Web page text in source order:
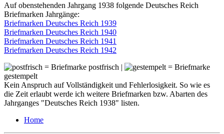
Auf obenstehenden Jahrgang 1938 folgende Deutsches Reich
Briefmarken Jahrgänge:
Briefmarken Deutsches Reich 1939
Briefmarken Deutsches Reich 1940
Briefmarken Deutsches Reich 1941
Briefmarken Deutsches Reich 1942
= Briefmarke postfrisch |
= Briefmarke
gestempelt
Kein Anspruch auf Vollständigkeit und Fehlerlosigkeit. So wie es
die Zeit erlaubt werde ich weitere Briefmarken bzw. Abarten des
Jahrganges "Deutsches Reich 1938" listen.
Home